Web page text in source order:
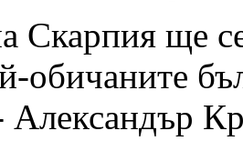
Скарпия ще
обичаните
Александър